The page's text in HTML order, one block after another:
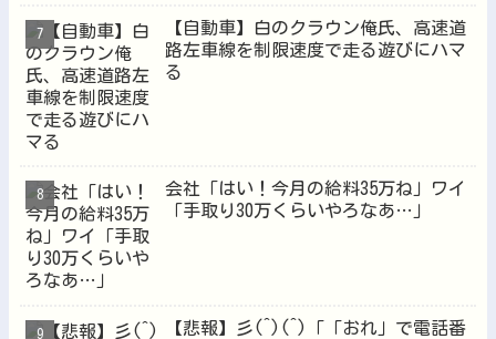
【自動車】白のクラウン俺氏、高速道
路左車線を制限速度で走る遊びにハマ
る
会社「はい！今月の給料35万ね」ワイ
「手取り30万くらいやろなあ…」
【悲報】彡(^)(^)「「おれ」で電話番